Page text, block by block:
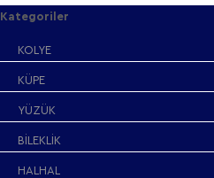
Kategoriler
KOLYE
KÜPE
YÜZÜK
BİLEKLİK
HALHAL